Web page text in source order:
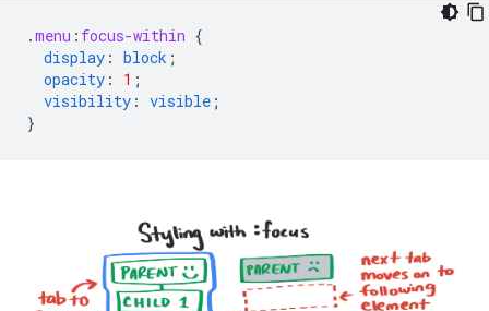
.menu : focus-within {
display : block ;
opacity : 1 ;
visibility : visible ;
}